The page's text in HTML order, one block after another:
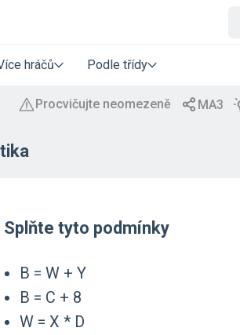
hráčů Podle třídy
Splňte tyto podmínky
B = W + Y
B = C + 8
W = X * D